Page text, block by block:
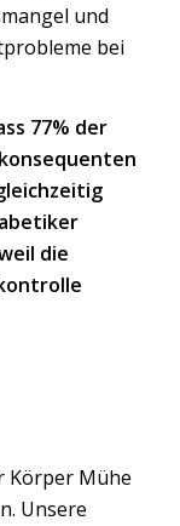
und
bei
77% der
die
Körper Mühe
Unsere